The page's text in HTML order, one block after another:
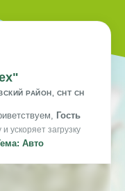
РАЙОН, СНТ СН
Гость
ускоряет загрузку
Авто